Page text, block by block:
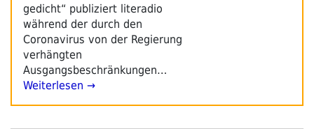
gedicht“ publiziert literadio
während der durch den
Coronavirus von der Regierung
verhängten
Ausgangsbeschränkungen…
Weiterlesen →